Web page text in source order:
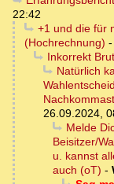
22:42
+1 und die für
(Hochrechnung) -
Inkorrekt
Natürlich
26.09.2024,
Melde
Beisitzer/
u. kannst
auch (oT) -